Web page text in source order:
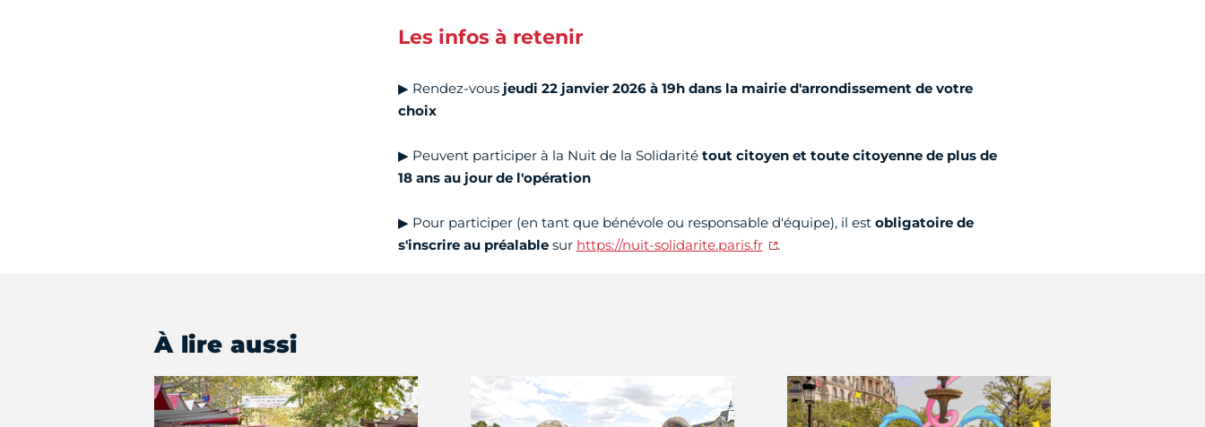
Les infos à retenir
▶ Rendez-vous jeudi 22 janvier 2026 à 19h dans la mairie d'arrondissement de votre
choix
▶ Peuvent participer à la Nuit de la Solidarité tout citoyen et toute citoyenne de plus de
18 ans au jour de l'opération
▶ Pour participer (en tant que bénévole ou responsable d'équipe), il est obligatoire de
s'inscrire au préalablesur https://nuit-solidarite.paris.fr .
À lire aussi